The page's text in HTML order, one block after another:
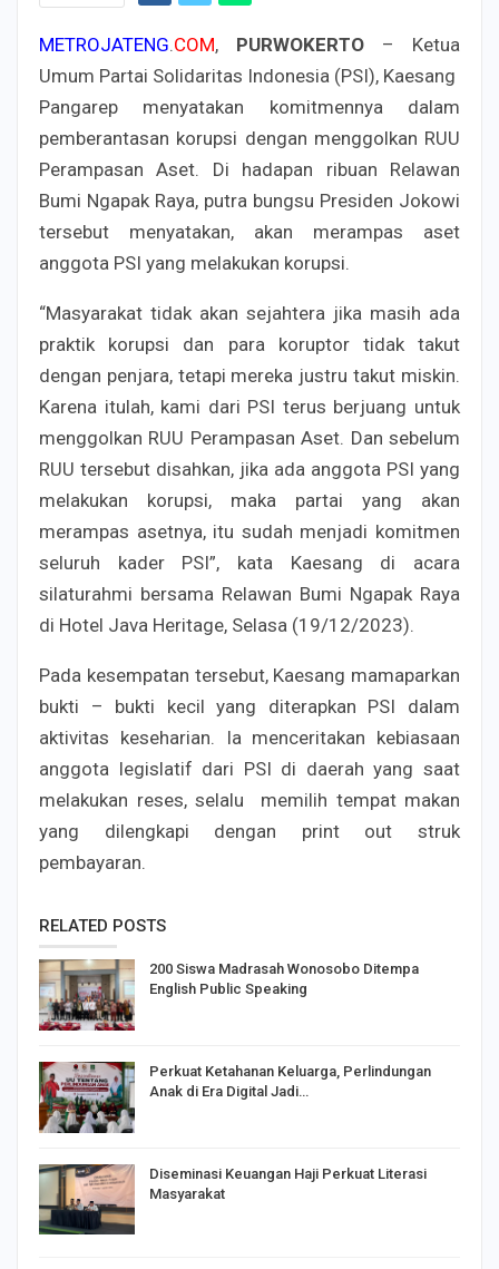
METROJATENG.COM, PURWOKERTO – Ketua
Umum Partai Solidaritas Indonesia (PSI), Kaesang
Pangarep menyatakan komitmennya dalam
pemberantasan korupsi dengan menggolkan RUU
Perampasan Aset. Di hadapan ribuan Relawan
Bumi Ngapak Raya, putra bungsu Presiden Jokowi
tersebut menyatakan, akan merampas aset
anggota PSI yang melakukan korupsi.
“Masyarakat tidak akan sejahtera jika masih ada
praktik korupsi dan para koruptor tidak takut
dengan penjara, tetapi mereka justru takut miskin.
Karena itulah, kami dari PSI terus berjuang untuk
menggolkan RUU Perampasan Aset. Dan sebelum
RUU tersebut disahkan, jika ada anggota PSI yang
melakukan korupsi, maka partai yang akan
merampas asetnya, itu sudah menjadi komitmen
seluruh kader PSI”, kata Kaesang di acara
silaturahmi bersama Relawan Bumi Ngapak Raya
di Hotel Java Heritage, Selasa (19/12/2023).
Pada kesempatan tersebut, Kaesang mamaparkan
bukti – bukti kecil yang diterapkan PSI dalam
aktivitas keseharian. Ia menceritakan kebiasaan
anggota legislatif dari PSI di daerah yang saat
melakukan reses, selalu memilih tempat makan
yang dilengkapi dengan print out struk
pembayaran.
RELATED POSTS
200 Siswa Madrasah Wonosobo Ditempa
English Public Speaking
Perkuat Ketahanan Keluarga, Perlindungan
Anak di Era Digital Jadi…
Diseminasi Keuangan Haji Perkuat Literasi
Masyarakat